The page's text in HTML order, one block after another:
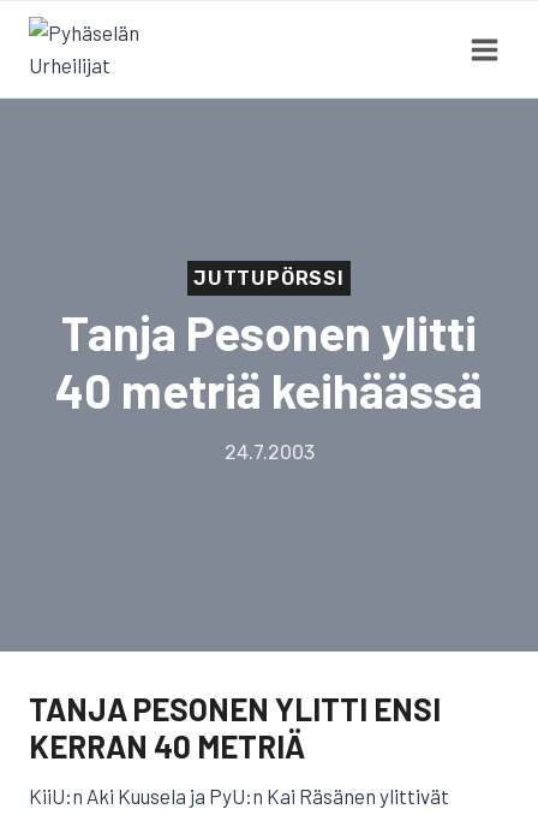
Siirry
sisältöön
JUTTUPÖRSSI
Tanja Pesonen ylitti
40 metriä keihäässä
24.7.2003
TANJA PESONEN YLITTI ENSI
KERRAN 40 METRIÄ
KiiU:n Aki Kuusela ja PyU:n Kai Räsänen ylittivät